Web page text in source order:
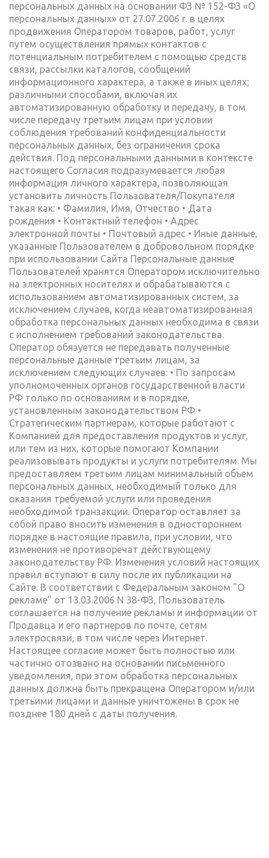
персональных данных на основании ФЗ № 152-ФЗ «О
персональных данных» от 27.07.2006 г. в целях
продвижения Оператором товаров, работ, услуг
путем осуществления прямых контактов с
потенциальным потребителем с помощью средств
связи, рассылки каталогов, сообщений
информационного характера, a также в иных целях;
различными способами, включая их
автоматизированную обработку и передачу, в том
числе передачу третьим лицам при условии
соблюдения требований конфиденциальности
персональных данных, без ограничения срока
действия. Под персональными данными в контексте
настоящего Согласия подразумевается любая
информация личного характера, позволяющая
установить личность Пользователя/Покупателя
такая как: • Фамилия, Имя, Отчество • Дата
рождения • Контактный телефон • Адрес
электронной почты • Почтовый адрес • Иные данные,
указанные Пользователем в добровольном порядке
при использовании Сайта Персональные данные
Пользователей хранятся Оператором исключительно
на электронных носителях и обрабатываются с
использованием автоматизированных систем, за
исключением случаев, когда неавтоматизированная
обработка персональных данных необходима в связи
с исполнением требований законодательства.
Оператор обязуется не передавать полученные
персональные данные третьим лицам, за
исключением следующих случаев: • По запросам
уполномоченных органов государственной власти
РФ только по основаниям и в порядке,
установленным законодательством РФ •
Стратегическим партнерам, которые работают с
Компанией для предоставления продуктов и услуг,
или тем из них, которые помогают Компании
реализовывать продукты и услуги потребителям. Мы
предоставляем третьим лицам минимальный объем
персональных данных, необходимый только для
оказания требуемой услуги или проведения
необходимой транзакции. Оператор оставляет за
собой право вносить изменения в одностороннем
порядке в настоящие правила, при условии, что
изменения не противоречат действующему
законодательству РФ. Изменения условий настоящих
правил вступают в силу после их публикации на
Сайте. В соответствии с Федеральным законом "О
рекламе" от 13.03.2006 N 38-ФЗ, Пользователь
соглашается на получение рекламы и информации от
Продавца и его партнеров по почте, сетям
электросвязи, в том числе через Интернет.
Настоящее согласие может быть полностью или
частично отозвано на основании письменного
уведомления, при этом обработка персональных
данных должна быть прекращена Оператором и/или
третьими лицами и данные уничтожены в срок не
позднее 180 дней с даты получения.